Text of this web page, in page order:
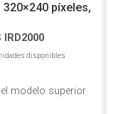
píxeles,
disponibles
modelo superior